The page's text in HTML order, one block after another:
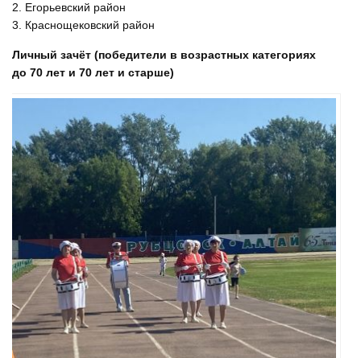
2. Егорьевский район
3. Краснощековский район
Личный зачёт (победители в возрастных категориях
до 70 лет и 70 лет и старше)